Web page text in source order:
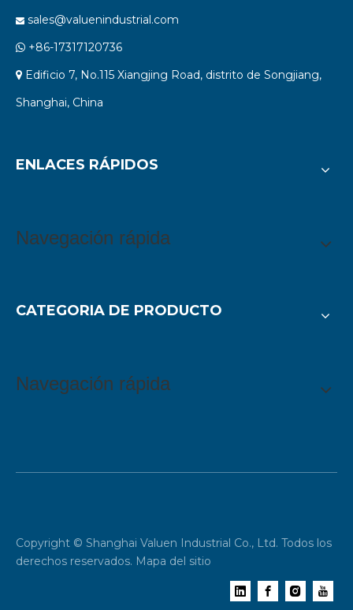
 sales@valuenindustrial.com
 +86-17317120736
 Edificio 7, No.115 Xiangjing Road, distrito de Songjiang,
Shanghai, China
ENLACES RÁPIDOS
Navegación rápida
CATEGORIA DE PRODUCTO
Navegación rápida
Copyright © Shanghai Valuen Industrial Co., Ltd. Todos los
derechos reservados. Mapa del sitio